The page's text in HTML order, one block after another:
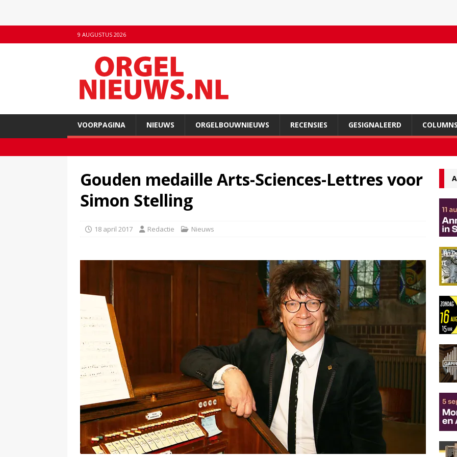
9 AUGUSTUS 2026
VOORPAGINA NIEUWS ORGELBOUWNIEUWS RECENSIES GESIGNALEERD
Gouden medaille Arts-Sciences-Lettres voor
Simon Stelling
18 april 2017 Redactie Nieuws